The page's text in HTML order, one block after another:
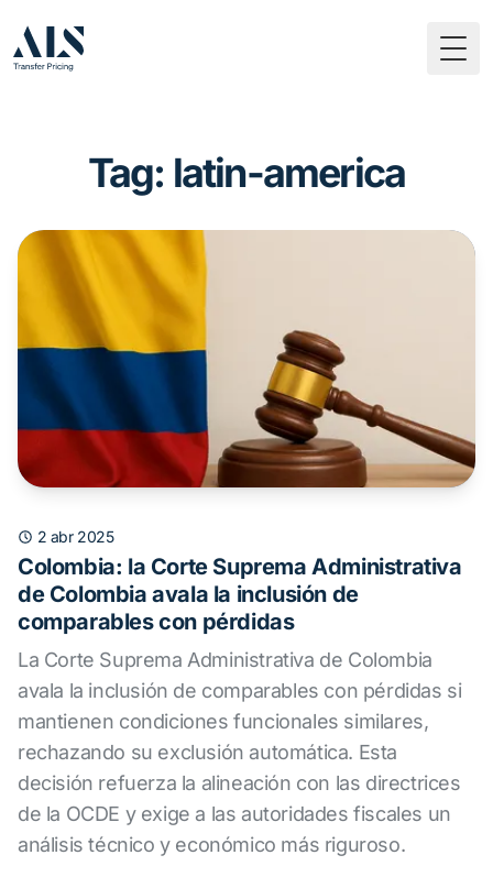
Tag: latin-america
2 abr 2025
Colombia: la Corte Suprema Administrativa
de Colombia avala la inclusión de
comparables con pérdidas
La Corte Suprema Administrativa de Colombia
avala la inclusión de comparables con pérdidas si
mantienen condiciones funcionales similares,
rechazando su exclusión automática. Esta
decisión refuerza la alineación con las directrices
de la OCDE y exige a las autoridades fiscales un
análisis técnico y económico más riguroso.